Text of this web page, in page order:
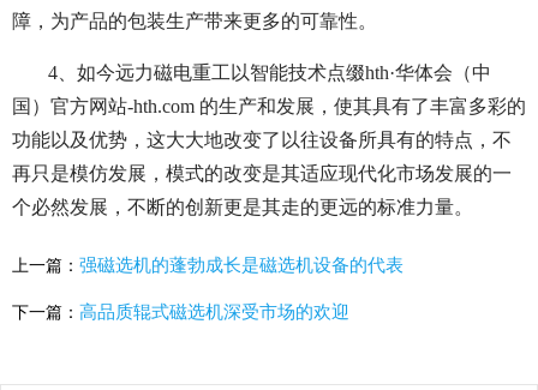
障，为产品的包装生产带来更多的可靠性。
4、如今远力磁电重工以智能技术点缀hth·华体会（中
国）官方网站-hth.com 的生产和发展，使其具有了丰富多彩的
功能以及优势，这大大地改变了以往设备所具有的特点，不
再只是模仿发展，模式的改变是其适应现代化市场发展的一
个必然发展，不断的创新更是其走的更远的标准力量。
上一篇： 强磁选机的蓬勃成长是磁选机设备的代表
下一篇： 高品质辊式磁选机深受市场的欢迎